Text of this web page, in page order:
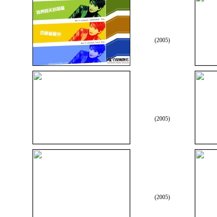
(2005)
(2005)
(2005)